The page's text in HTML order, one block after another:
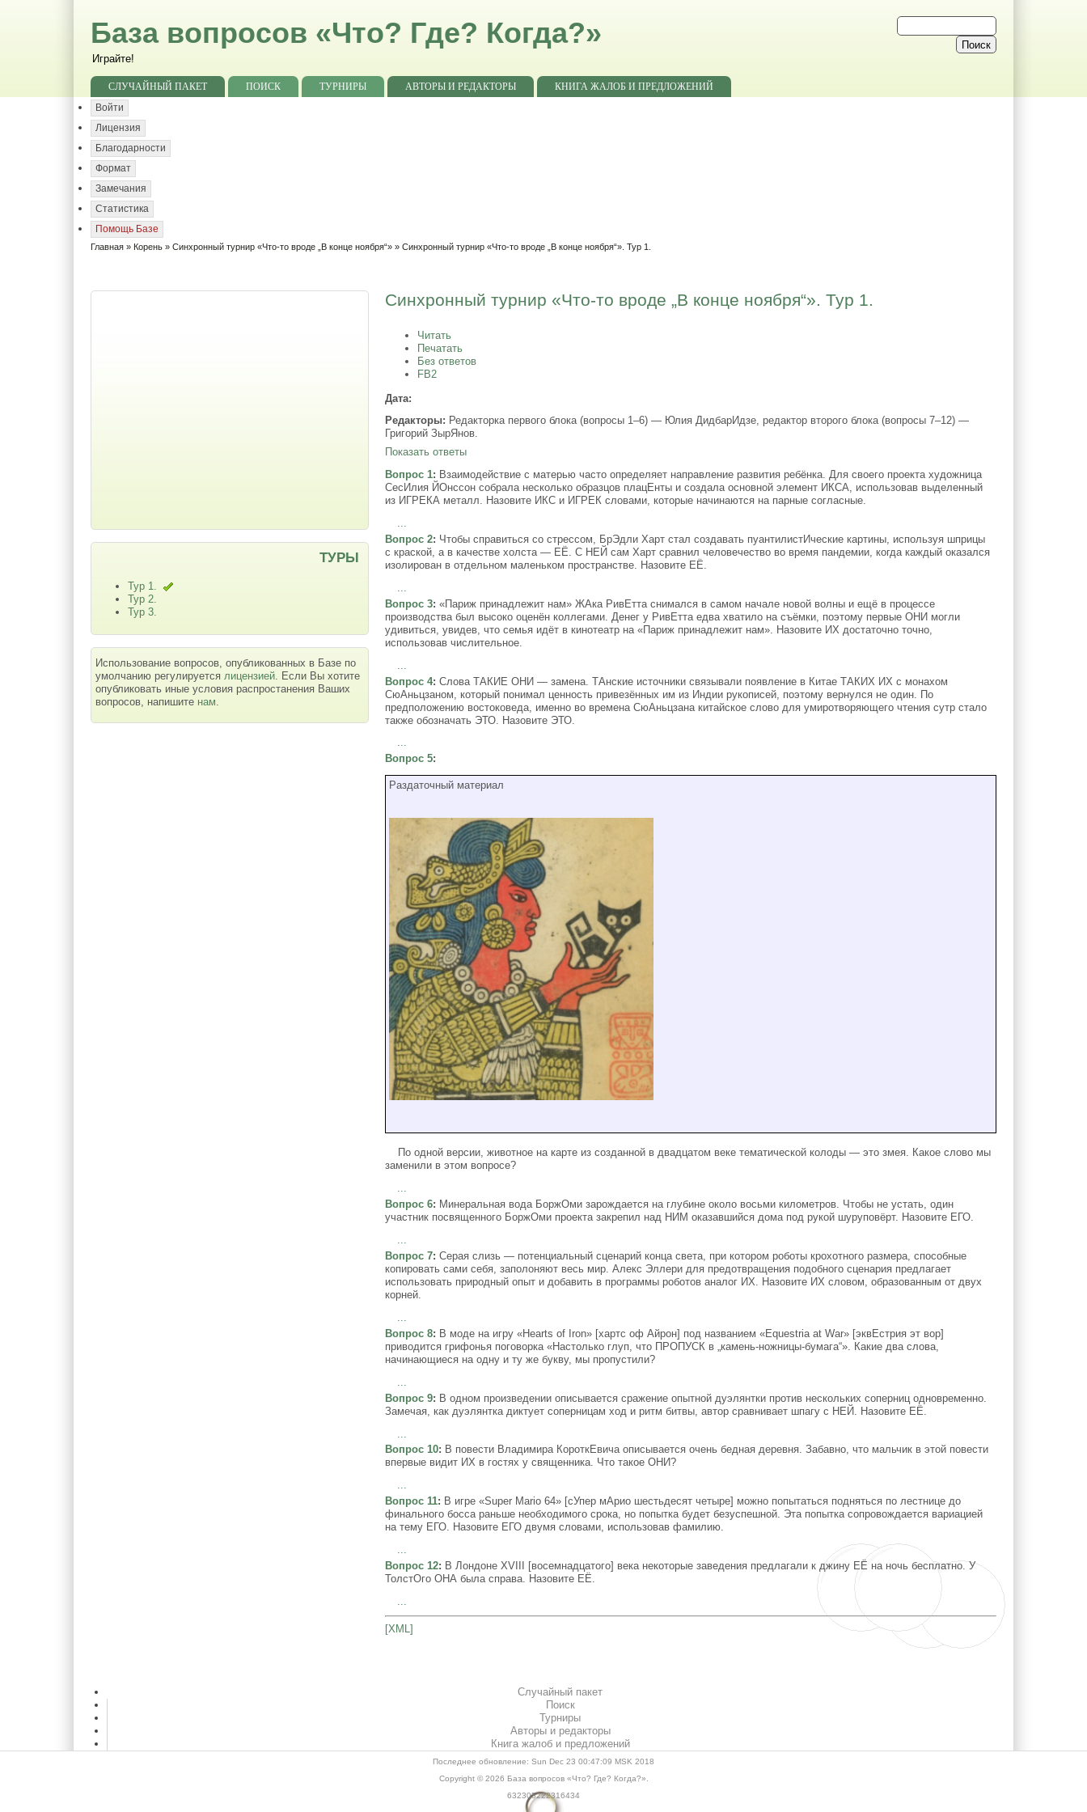
База вопросов «Что? Где? Когда?»
Играйте!
СЛУЧАЙНЫЙ ПАКЕТ ПОИСК ТУРНИРЫ АВТОРЫ И РЕДАКТОРЫ
КНИГА ЖАЛОБ И ПРЕДЛОЖЕНИЙ
Войти
Лицензия
Благодарности
Формат
Замечания
Статистика
Помощь Базе
Главная » Корень »Синхронный турнир «Что-то вроде „В конце ноября“» » Синхронный турнир «Что-то вроде „В конце ноября“». Тур 1.
Синхронный турнир «Что-то вроде „В конце ноября“». Тур 1.
Читать
Печатать
Без ответов
FB2
Дата:
Редакторы: Редакторка первого блока (вопросы 1–6) — Юлия ДидбарИдзе, редактор второго блока (вопросы 7–12) —
Григорий ЗырЯнов.
Показать ответы
Вопрос 1: Взаимодействие с матерью часто определяет направление развития ребёнка. Для своего проекта художница
СесИлия ЙОнссон собрала несколько образцов плацЕнты и создала основной элемент ИКСА, использовав выделенный
из ИГРЕКА металл. Назовите ИКС и ИГРЕК словами, которые начинаются на парные согласные.
Вопрос 2: Чтобы справиться со стрессом, БрЭдли Харт стал создавать пуантилистИческие картины, используя шприцы
с краской, а в качестве холста — ЕЁ. С НЕЙ сам Харт сравнил человечество во время пандемии, когда каждый оказался
изолирован в отдельном маленьком пространстве. Назовите ЕЁ.
Вопрос 3: «Париж принадлежит нам» ЖАка РивЕтта снимался в самом начале новой волны и ещё в процессе
производства был высоко оценён коллегами. Денег у РивЕтта едва хватило на съёмки, поэтому первые ОНИ могли
удивиться, увидев, что семья идёт в кинотеатр на «Париж принадлежит нам». Назовите ИХ достаточно точно,
использовав числительное.
Вопрос 4: Слова ТАКИЕ ОНИ — замена. ТАнские источники связывали появление в Китае ТАКИХ ИХ с монахом
СюАньцзаном, который понимал ценность привезённых им из Индии рукописей, поэтому вернулся не один. По
предположению востоковеда, именно во времена СюАньцзана китайское слово для умиротворяющего чтения сутр стало
также обозначать ЭТО. Назовите ЭТО.
...
Вопрос 5:
Раздаточный материал
По одной версии, животное на карте из созданной в двадцатом веке тематической колоды — это змея. Какое слово мы
заменили в этом вопросе?
...
Вопрос 6: Минеральная вода БоржОми зарождается на глубине около восьми километров. Чтобы не устать, один
участник посвященного БоржОми проекта закрепил над НИМ оказавшийся дома под рукой шуруповёрт. Назовите ЕГО.
...
Вопрос 7: Серая слизь — потенциальный сценарий конца света, при котором роботы крохотного размера, способные
копировать сами себя, заполоняют весь мир. Алекс Эллери для предотвращения подобного сценария предлагает
использовать природный опыт и добавить в программы роботов аналог ИХ. Назовите ИХ словом, образованным от двух
корней.
Вопрос 8: В моде на игру «Hearts of Iron» [хартс оф Айрон] под названием «Equestria at War» [эквЕстрия эт вор]
приводится грифонья поговорка «Настолько глуп, что ПРОПУСК в „камень-ножницы-бумага“». Какие два слова,
начинающиеся на одну и ту же букву, мы пропустили?
Вопрос 9: В одном произведении описывается сражение опытной дуэлянтки против нескольких соперниц одновременно.
Замечая, как дуэлянтка диктует соперницам ход и ритм битвы, автор сравнивает шпагу с НЕЙ. Назовите ЕЁ.
Вопрос 10: В повести Владимира КороткЕвича описывается очень бедная деревня. Забавно, что мальчик в этой повести
впервые видит ИХ в гостях у священника. Что такое ОНИ?
...
Вопрос 11: В игре «Super Mario 64» [сУпер мАрио шестьдесят четыре] можно попытаться подняться по лестнице до
финального босса раньше необходимого срока, но попытка будет безуспешной. Эта попытка сопровождается вариацией
на тему ЕГО. Назовите ЕГО двумя словами, использовав фамилию.
...
Вопрос 12: В Лондоне XVIII [восемнадцатого] века некоторые заведения предлагали к джину ЕЁ на ночь бесплатно. У
ТолстОго ОНА была справа. Назовите ЕЁ.
...
[XML]
ТУРЫ
Тур 1.
Тур 2.
Тур 3.
Использование вопросов, опубликованных в Базе по
умолчанию регулируетсялицензией. Если Вы хотите
опубликовать иные условия распростанения Ваших
вопросов, напишите нам.
Случайный пакет
Поиск
Турниры
Авторы и редакторы
Книга жалоб и предложений
Последнее обновление: Sun Dec 23 00:47:09 MSK 2018
Copyright © 2026 База вопросов «Что? Где? Когда?»
632305222316434